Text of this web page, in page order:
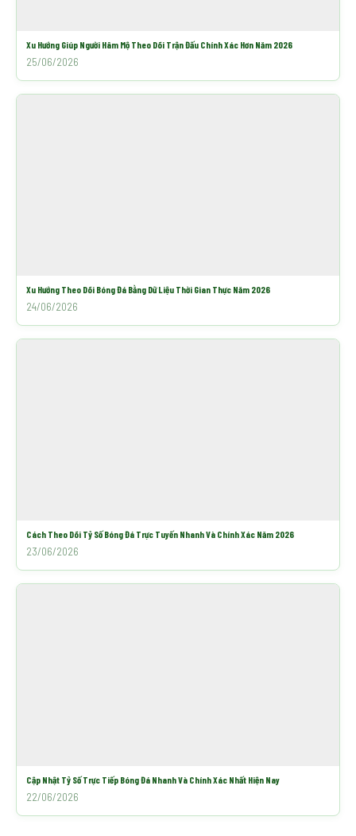
Xu Hướng Giúp Người Hâm Mộ Theo Dõi Trận Đấu Chính Xác Hơn Năm 2026
25/06/2026
Xu Hướng Theo Dõi Bóng Đá Bằng Dữ Liệu Thời Gian Thực Năm 2026
24/06/2026
Cách Theo Dõi Tỷ Số Bóng Đá Trực Tuyến Nhanh Và Chính Xác Năm 2026
23/06/2026
Cập Nhật Tỷ Số Trực Tiếp Bóng Đá Nhanh Và Chính Xác Nhất Hiện Nay
22/06/2026